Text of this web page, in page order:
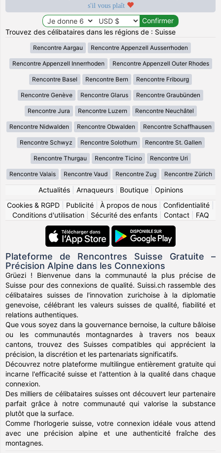
s'il vous plaît
Trouvez des célibataires dans les régions de : Suisse
Rencontre Aargau Rencontre Appenzell Ausserrhoden
Rencontre Appenzell Innerrhoden Rencontre Appenzell Outer Rhodes
Rencontre Basel Rencontre Bern Rencontre Fribourg
Rencontre Genève Rencontre Glarus Rencontre Graubünden
Rencontre Jura Rencontre Luzern Rencontre Neuchâtel
Rencontre Nidwalden Rencontre Obwalden Rencontre Schaffhausen
Rencontre Schwyz Rencontre Solothurn Rencontre St. Gallen
Rencontre Thurgau Rencontre Ticino Rencontre Uri
Rencontre Valais Rencontre Vaud Rencontre Zug Rencontre Zürich
Actualités| Arnaqueurs| Boutique| Opinions
Cookies & RGPD
Publicité À propos de nous Confidentialité
Conditions d'utilisation| Sécurité des enfants| Contact| FAQ
Plateforme de Rencontres Suisse Gratuite –
Précision Alpine dans les Connexions
Grüezi ! Bienvenue dans la communauté la plus précise de
Suisse pour des connexions de qualité. Suissi.ch rassemble des
célibataires suisses de l'innovation zurichoise à la diplomatie
genevoise, célébrant les valeurs suisses de qualité, fiabilité et
relations authentiques.
Que vous soyez dans la gouvernance bernoise, la culture bâloise
ou les communautés montagnardes à travers nos beaux
cantons, trouvez des Suisses compatibles qui apprécient la
précision, la discrétion et les partenariats significatifs.
Découvrez notre plateforme multilingue entièrement gratuite qui
incarne l'efficacité suisse et l'attention à la qualité dans chaque
connexion.
Des milliers de célibataires suisses ont découvert leur partenaire
parfait grâce à notre communauté qui valorise la substance
plutôt que la surface.
Comme l'horlogerie suisse, votre connexion idéale vous attend
avec une précision alpine et une authenticité fraîche des
montagnes.